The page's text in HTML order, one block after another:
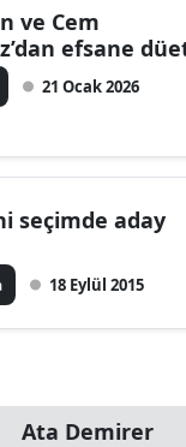
ve Cem
efsane
21 Ocak 2026
seçimde aday
18 Eylül 2015
Ata Demirer